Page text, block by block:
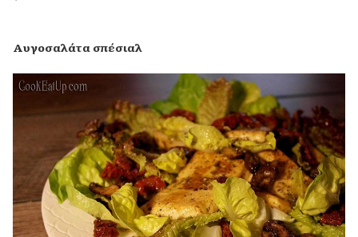
Αυγοσαλάτα σπέσιαλ